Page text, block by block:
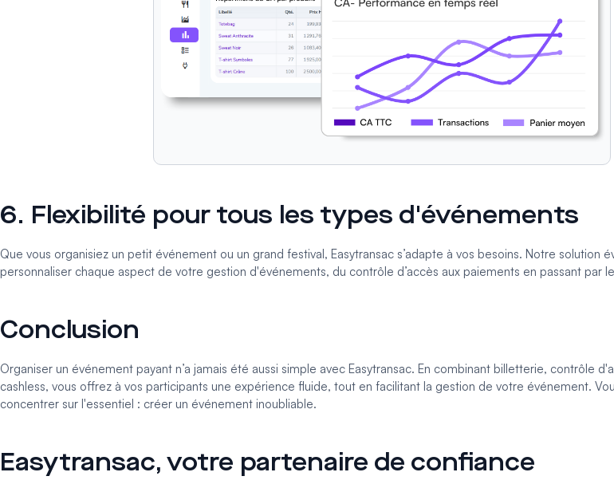
6. Flexibilité pour tous les types d'événements
Que vous organisiez un petit événement ou un grand festival, Easytransac s’adapte à vos besoins. Notre solution
personnaliser chaque aspect de votre gestion d'événements, du contrôle d’accès aux paiements en passant par
Conclusion
Organiser un événement payant n’a jamais été aussi simple avec Easytransac. En combinant billetterie, contrôle
cashless, vous offrez à vos participants une expérience fluide, tout en facilitant la gestion de votre événement.
concentrer sur l'essentiel : créer un événement inoubliable.
Easytransac, votre partenaire de confiance